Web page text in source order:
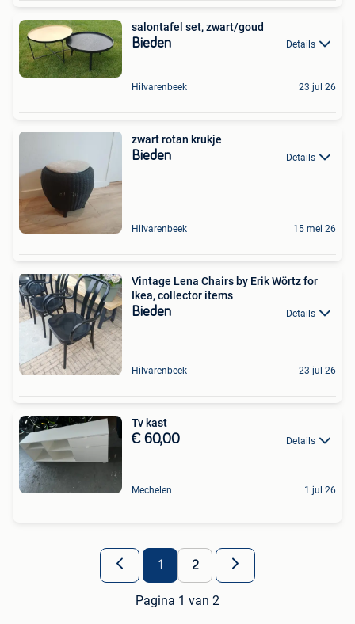
salontafel set, zwart/goud
Bieden Details
Hilvarenbeek 23 jul 26
zwart rotan krukje
Bieden Details
Hilvarenbeek 15 mei 26
Vintage Lena Chairs by Erik Wörtz for
Ikea, collector items
Bieden Details
Hilvarenbeek 23 jul 26
Tv kast
€ 60,00 Details
Mechelen 1 jul 26
1 2
Pagina 1 van 2